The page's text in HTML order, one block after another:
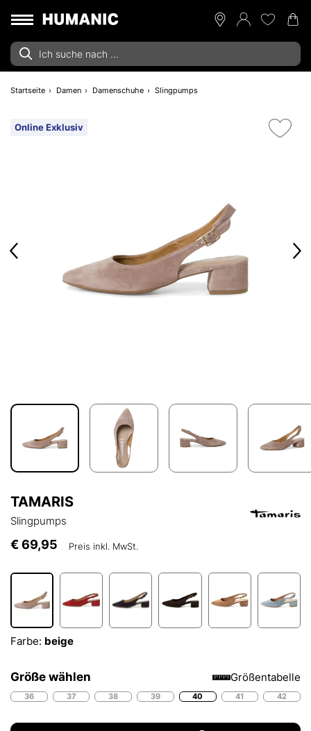
Startseite Damen Damenschuhe Slingpumps
Online Exklusiv
TAMARIS
Slingpumps
€ 69,95 Preis inkl. MwSt.
Farbe: beige
Größe wählen Größentabelle
36 37 38 39 40 41 42